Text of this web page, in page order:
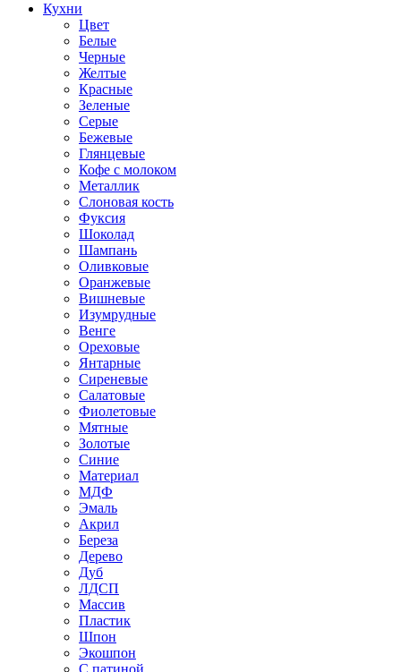
Кухни
Цвет
Белые
Черные
Желтые
Красные
Зеленые
Серые
Бежевые
Глянцевые
Кофе с молоком
Металлик
Слоновая кость
Фуксия
Шоколад
Шампань
Оливковые
Оранжевые
Вишневые
Изумрудные
Венге
Ореховые
Янтарные
Сиреневые
Салатовые
Фиолетовые
Мятные
Золотые
Синие
Материал
МДФ
Эмаль
Акрил
Береза
Дерево
Дуб
ЛДСП
Массив
Пластик
Шпон
Экошпон
С патиной